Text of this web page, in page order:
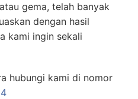
gema, telah banyak
dengan hasil
kami ingin sekali
hubungi kami di nomor